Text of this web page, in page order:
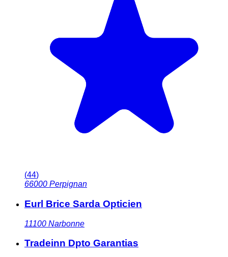
(44)
66000 Perpignan
Eurl Brice Sarda Opticien
11100 Narbonne
Tradeinn Dpto Garantias